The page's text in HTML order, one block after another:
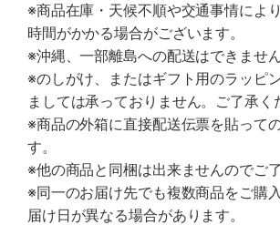
※商品在庫・天候不順や交通事情によ
時間がかかる場合がございます。
※沖縄、一部離島への配送はできません
※のしがけ、またはギフト用のラッピ
ましては承っておりません。ご了承く
※商品の外箱に直接配送伝票を貼って
す。
※他の商品と同梱は出来ませんのでご
※同一のお届け先でも複数商品をご購
届け日が異なる場合があります。